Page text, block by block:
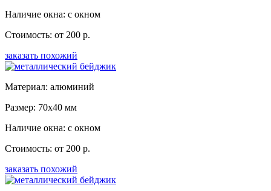
Наличие окна: с окном
Стоимость: от 200 р.
заказать похожий
Материал: алюминий
Размер: 70x40 мм
Наличие окна: с окном
Стоимость: от 200 р.
заказать похожий